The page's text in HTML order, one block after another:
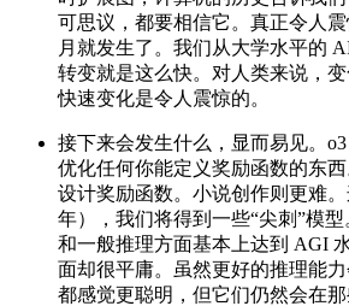
可思议，都要相信它。真正令人
月就发生了。我们从大学水平的
转变就是这么快。对人类来说，
快速变化是令人震惊的。
接下来会发生什么，显而易见。
优化任何你能定义奖励函数的东
设计奖励函数。小说创作则更难
年），我们将得到一些“尖刺”模
和一般推理方面基本上达到 AGI
面却很平庸。虽然更好的推理能
都感觉更聪明，但它们仍然会在